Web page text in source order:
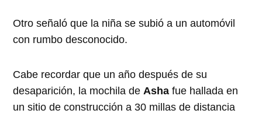
Otro señaló que la niña se subió a un automóvil
con rumbo desconocido.
Cabe recordar que un año después de su
desaparición, la mochila deAshafue hallada en
un sitio de construcción a 30 millas de distancia